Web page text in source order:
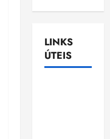
LINKS
ÚTEIS